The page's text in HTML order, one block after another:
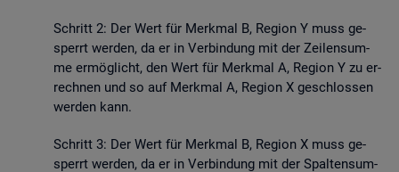
Schritt 2: Der Wert für Merk­mal B, Re­gi­on Y muss ge­
sperrt wer­den, da er in Ver­bin­dung mit der Zei­len­sum­
me er­mög­licht, den Wert für Merk­mal A, Re­gi­on Y zu er­
rech­nen und so auf Merk­mal A, Re­gi­on X ge­schlos­sen
wer­den kann.
Schritt 3: Der Wert für Merk­mal B, Re­gi­on X muss ge­
sperrt wer­den, da er in Ver­bin­dung mit der Spal­ten­sum­